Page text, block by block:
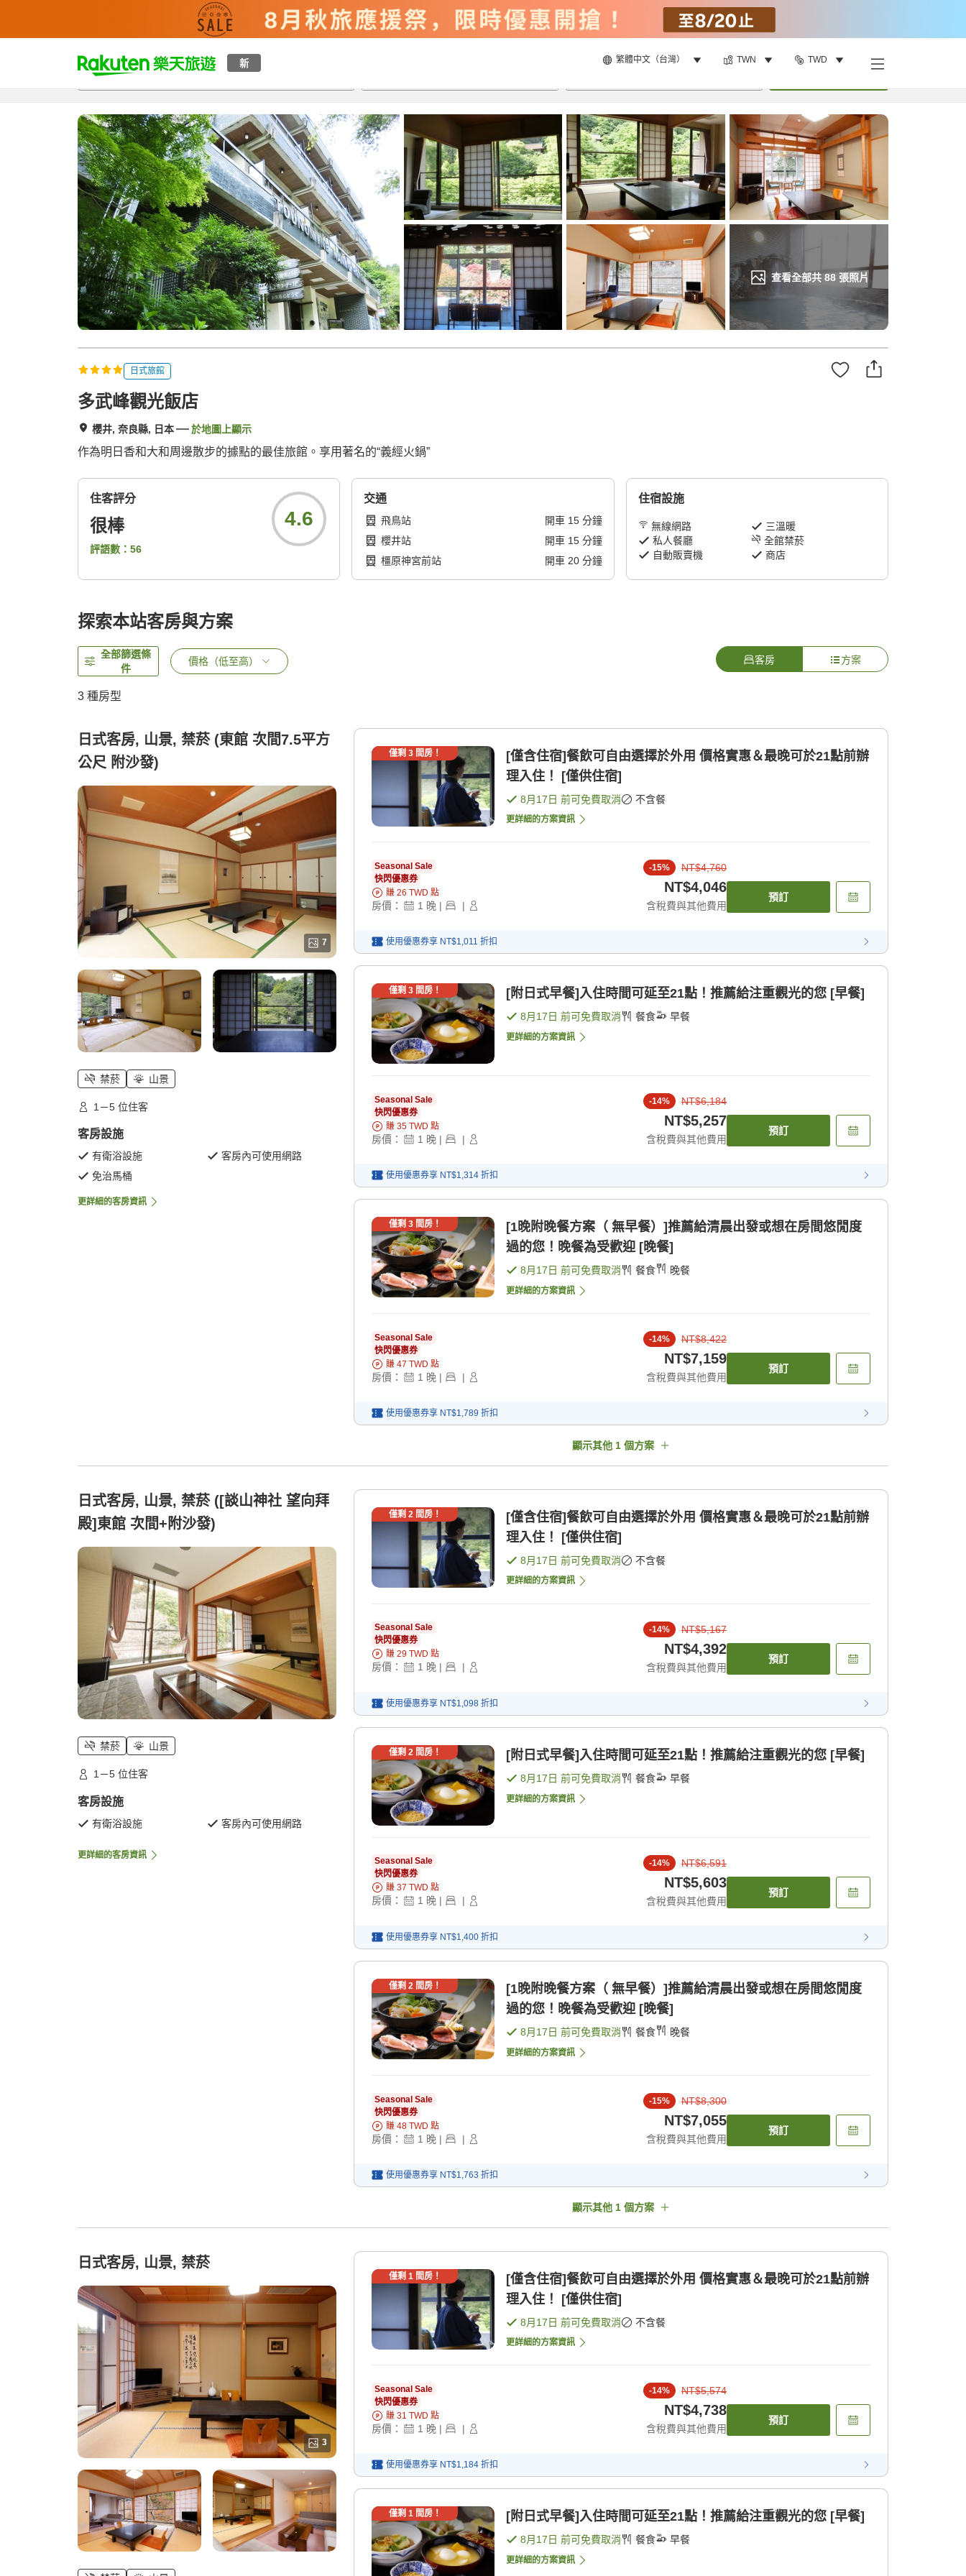
新 繁體中文（台灣） TWN TWD
t
p
a
g
e
_
s
e
c
h
查看全部共 88張照片
總覽客房與方案評語設施
日式旅館
多武峰觀光飯店
櫻井, 奈良縣, 日本 於地圖上顯示
作為明日香和大和周邊散步的據點的最佳旅館。享用著名的“義經火鍋”
住客評分
很棒
評語數： 56
4.6
交通
飛鳥站 開車 15分鐘
櫻井站
開車 15分鐘
橿原神宮前站
開車 20分鐘
住宿設施
無線網路
三溫暖
私人餐廳
全館禁菸
自動販賣機
商店
探索本站客房與方案
全部篩選條
件
價格（低至高） 客房 方案
3 種房型
日式客房, 山景, 禁菸 (東館 次間7.5平方
公尺 附沙發)
7
禁菸 山景
1－5 位住客
客房設施
有衛浴設施
客房內可使用網路
免治馬桶
更詳細的客房資訊
僅剩 3間房！
[僅含住宿]餐飲可自由選擇於外用 價格實惠＆最晚可於21點前辦
理入住！ [僅供住宿]
8月17日 前可免費取消 不含餐
更詳細的方案資訊
Seasonal Sale
快閃優惠券
賺 26 TWD 點
房價： 1 晚 | |
-15% NT$4,760
NT$4,046
含稅費與其他費用
預訂
使用優惠券享 NT$1,011 折扣
僅剩 3間房！ [附日式早餐]入住時間可延至21點！推薦給注重觀光的您 [早餐]
8月17日 前可免費取消 餐食 早餐
更詳細的方案資訊
Seasonal Sale
快閃優惠券
賺 35 TWD 點
房價： 1 晚 | |
-14% NT$6,184
NT$5,257
含稅費與其他費用
預訂
使用優惠券享 NT$1,314 折扣
僅剩 3間房！
[1晚附晚餐方案（ 無早餐）]推薦給清晨出發或想在房間悠閒度
過的您！晚餐為受歡迎 [晚餐]
8月17日 前可免費取消 餐食 晚餐
更詳細的方案資訊
Seasonal Sale
快閃優惠券
賺 47 TWD 點
房價： 1 晚 | |
-14% NT$8,422
NT$7,159
含稅費與其他費用
預訂
使用優惠券享 NT$1,789 折扣
顯示其他 1 個方案
日式客房, 山景, 禁菸 ([談山神社 望向拜
殿]東館 次間+附沙發)
禁菸 山景
1－5 位住客
客房設施
有衛浴設施 客房內可使用網路
更詳細的客房資訊
僅剩 2間房！
[僅含住宿]餐飲可自由選擇於外用 價格實惠＆最晚可於21點前辦
理入住！ [僅供住宿]
8月17日 前可免費取消 不含餐
更詳細的方案資訊
Seasonal Sale
快閃優惠券
賺 29 TWD 點
房價： 1 晚 | |
-14% NT$5,167
NT$4,392
含稅費與其他費用
預訂
使用優惠券享 NT$1,098 折扣
僅剩 2 間房！ [附日式早餐]入住時間可延至21點！推薦給注重觀光的您 [早餐]
8月17日 前可免費取消 餐食 早餐
更詳細的方案資訊
Seasonal Sale
快閃優惠券
賺 37 TWD 點
房價： 1 晚 | |
-14% NT$6,591
NT$5,603
含稅費與其他費用
預訂
使用優惠券享 NT$1,400 折扣
僅剩 2 間房！
[1晚附晚餐方案（ 無早餐）]推薦給清晨出發或想在房間悠閒度
過的您！晚餐為受歡迎 [晚餐]
8月17日 前可免費取消 餐食 晚餐
更詳細的方案資訊
Seasonal Sale
快閃優惠券
賺 48 TWD 點
房價： 1 晚 | |
-15% NT$8,300
NT$7,055
含稅費與其他費用
預訂
使用優惠券享 NT$1,763 折扣
顯示其他 1 個方案
日式客房, 山景, 禁菸
3
僅剩 1 間房！
[僅含住宿]餐飲可自由選擇於外用 價格實惠＆最晚可於21點前辦
理入住！ [僅供住宿]
8月17日 前可免費取消 不含餐
更詳細的方案資訊
Seasonal Sale
快閃優惠券
賺 31 TWD 點
房價： 1 晚 | |
-14% NT$5,574
NT$4,738
含稅費與其他費用
預訂
使用優惠券享 NT$1,184 折扣
僅剩 1 間房！ [附日式早餐]入住時間可延至21點！推薦給注重觀光的您 [早餐]
8月17日 前可免費取消 餐食 早餐
更詳細的方案資訊